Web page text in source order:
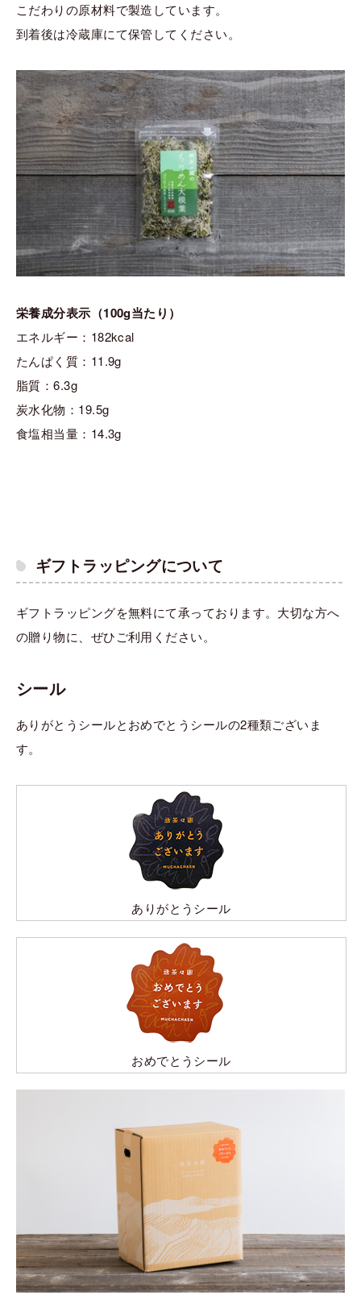
こだわりの原材料で製造しています。
到着後は冷蔵庫にて保管してください。
栄養成分表示（100g当たり）
エネルギー：182kcal
たんぱく質：11.9g
脂質：6.3g
炭水化物：19.5g
食塩相当量：14.3g
ギフトラッピングについて
ギフトラッピングを無料にて承っております。大切な方へ
の贈り物に、ぜひご利用ください。
シール
ありがとうシールとおめでとうシールの2種類ございま
す。
ありがとうシール
おめでとうシール